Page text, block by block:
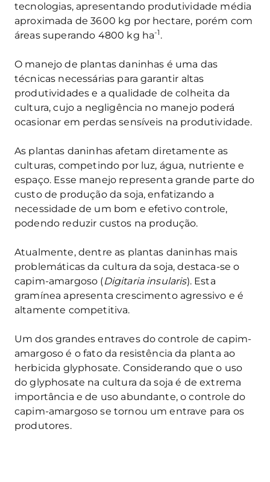
tecnologias, apresentando produtividade média
aproximada de 3600 kg por hectare, porém com
áreas superando 4800 kg ha-1 .
O manejo de plantas daninhas é uma das
técnicas necessárias para garantir altas
produtividades e a qualidade de colheita da
cultura, cujo a negligência no manejo poderá
ocasionar em perdas sensíveis na produtividade.
As plantas daninhas afetam diretamente as
culturas, competindo por luz, água, nutriente e
espaço. Esse manejo representa grande parte do
custo de produção da soja, enfatizando a
necessidade de um bom e efetivo controle,
podendo reduzir custos na produção.
Atualmente, dentre as plantas daninhas mais
problemáticas da cultura da soja, destaca-se o
capim-amargoso (Digitaria insularis). Esta
gramínea apresenta crescimento agressivo e é
altamente competitiva.
Um dos grandes entraves do controle de capim-
amargoso é o fato da resistência da planta ao
herbicida glyphosate. Considerando que o uso
do glyphosate na cultura da soja é de extrema
importância e de uso abundante, o controle do
capim-amargoso se tornou um entrave para os
produtores.